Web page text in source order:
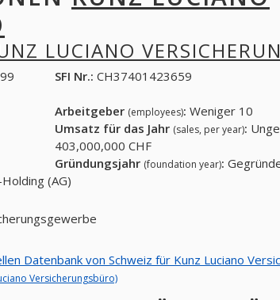
LUCIANO
SFI Nr.: CH37401423659
Arbeitgeber (employees): Weniger 10
Umsatz für das Jahr (sales, per year):
403,000,000 CHF
Gründungsjahr (foundation year):
(AG)
Datenbank von Schweiz für Kunz Luciano
Versicherungsbüro)